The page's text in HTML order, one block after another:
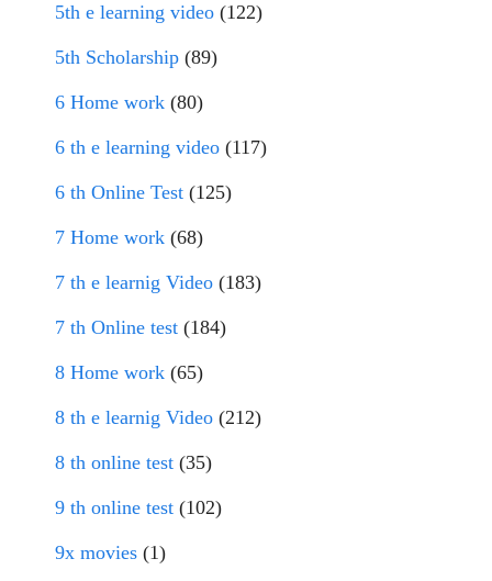
5th e learning video (122)
5th Scholarship (89)
6 Home work (80)
6 th e learning video (117)
6 th Online Test (125)
7 Home work (68)
7 th e learnig Video (183)
7 th Online test (184)
8 Home work (65)
8 th e learnig Video (212)
8 th online test (35)
9 th online test (102)
9x movies (1)